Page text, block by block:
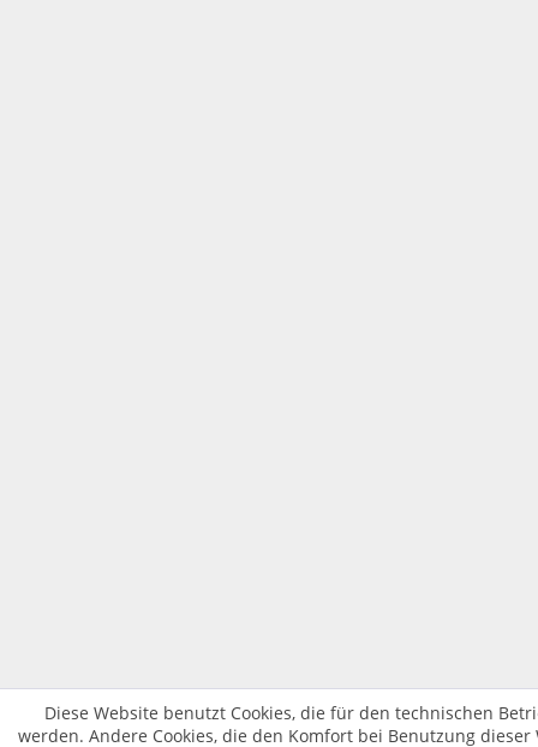
Diese Website benutzt Cookies, die für den technischen
werden. Andere Cookies, die den Komfort bei Benutzung